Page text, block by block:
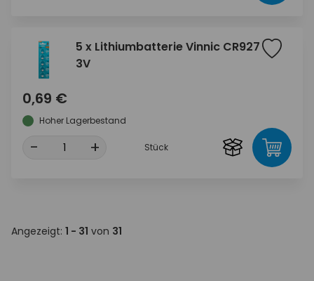
5 x Lithiumbatterie Vinnic CR927
3V
0,69 €
Hoher Lagerbestand
- + Stück
Angezeigt: 1 - 31 von 31